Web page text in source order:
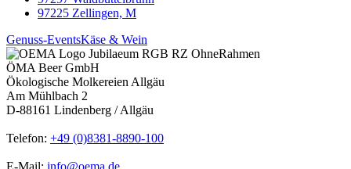
97225 Zellingen, M
Genuss-EventsKäse & Wein
ÖMA Beer GmbH
Ökologische Molkereien Allgäu
Am Mühlbach 2
D-88161 Lindenberg / Allgäu
Telefon: +49 (0)8381-8890-100